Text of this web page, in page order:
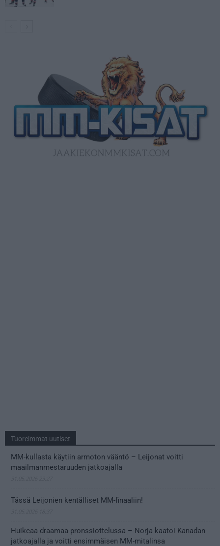
Tuoreimmat uutiset
MM-kullasta käytiin armoton vääntö – Leijonat voitti
maailmanmestaruuden jatkoajalla
Tässä Leijonien kentälliset MM-finaaliin!
Huikeaa draamaa pronssiottelussa – Norja kaatoi Kanadan
jatkoajalla ja voitti ensimmäisen MM-mitalinsa